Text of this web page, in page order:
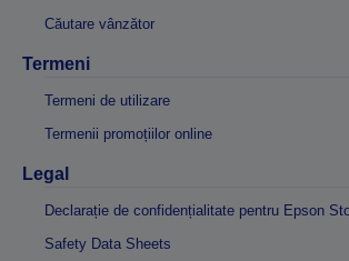
Căutare vânzător
Termeni
Termeni de utilizare
Termenii promoțiilor online
Legal
Declarație de confidențialitate pentru Epson
Safety Data Sheets